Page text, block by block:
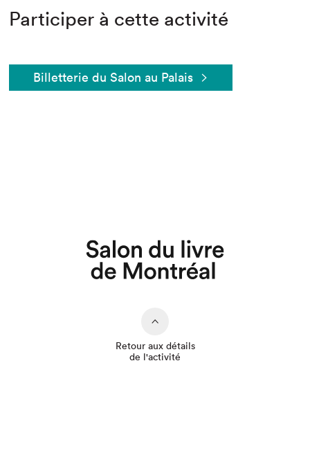
Participer à cette activité
Billetterie du Salon au Palais
Retour aux détails
de l'activité